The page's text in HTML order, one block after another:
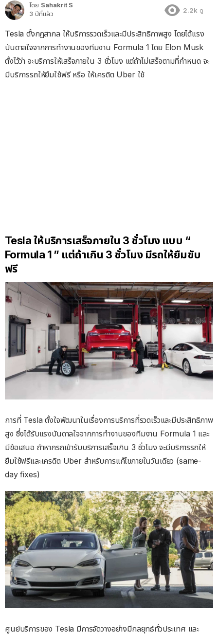
โดย Sahakrit S
3 ปีที่แล้ว
2.2k ดู
Tesla ตั้งกฎสากล ให้บริการรวดเร็วและมีประสิทธิภาพสูง โดยได้แรง
บันดาลใจจากการทำงานของทีมงาน Formula 1 โดย Elon Musk
ตั้งไว้ว่า จะบริการให้เสร็จภายใน 3 ชั่วโมง แต่ถ้าไม่เสร็จตามที่กำหนด จะ
มีบริการรถให้ยืมใช้ฟรี หรือ ให้เครดิต Uber ใช้
Tesla ให้บริการเสร็จภายใน 3 ชั่วโมง แบบ “
Formula 1 ” แต่ถ้าเกิน 3 ชั่วโมง มีรถให้ยืมขับ
ฟรี
การที่ Tesla ตั้งใจพัฒนาในเรื่องการบริการที่รวดเร็วและมีประสิทธิภาพ
สูง ซึ่งได้รับแรงบันดาลใจจากการทำงานของทีมงาน Formula 1 และ
มีข้อเสนอ ถ้าหากรถเข้ารับบริการเสร็จเกิน 3 ชั่วโมง จะมีบริการรถให้
ยืมใช้ฟรีและเครดิต Uber สำหรับการแก้ไขภายในวันเดียว (same-
day fixes)
ศูนย์บริการของ Tesla มีการจัดวางอย่างมีกลยุทธ์ทั่วประเทศ และ